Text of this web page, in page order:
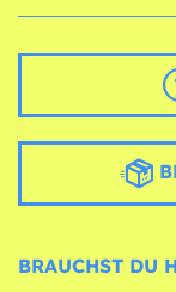
BRAUCHST DU